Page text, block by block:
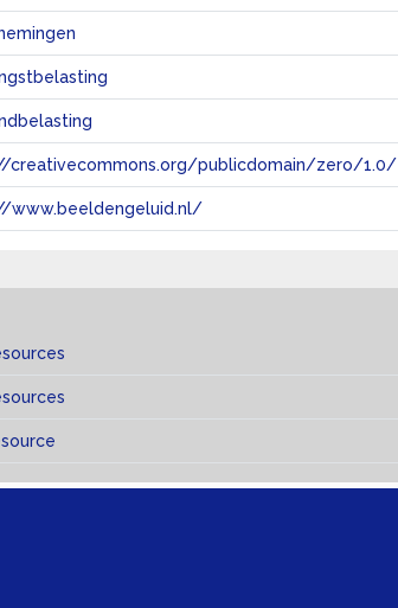
creativecommons.org/publicdomain/zero/1.0/
www.beeldengeluid.nl/